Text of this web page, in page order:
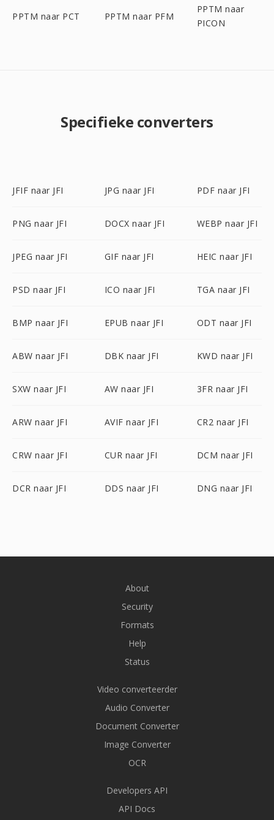
PPTM naar PCT PPTM naar PFM
PPTM naar
PICON
Specifieke converters
JFIF naar JFI JPG naar JFI PDF naar JFI
PNG naar JFI DOCX naar JFI WEBP naar JFI
JPEG naar JFI GIF naar JFI HEIC naar JFI
PSD naar JFI ICO naar JFI TGA naar JFI
BMP naar JFI EPUB naar JFI ODT naar JFI
ABW naar JFI DBK naar JFI KWD naar JFI
SXW naar JFI AW naar JFI 3FR naar JFI
ARW naar JFI AVIF naar JFI CR2 naar JFI
CRW naar JFI CUR naar JFI DCM naar JFI
DCR naar JFI DDS naar JFI DNG naar JFI
About
Security
Formats
Help
Status
Video converteerder
Audio Converter
Document Converter
Image Converter
OCR
Developers API
API Docs